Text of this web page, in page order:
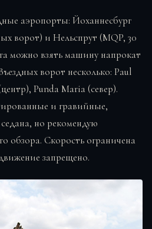
аэропорты: Йоханнесбург
ворот) и Нельспрут (MQP, 30
можно взять машину напрокат
ворот несколько: Paul
Punda Maria (север).
и гравийные,
но рекомендую
обзора. Скорость ограничена
запрещено.